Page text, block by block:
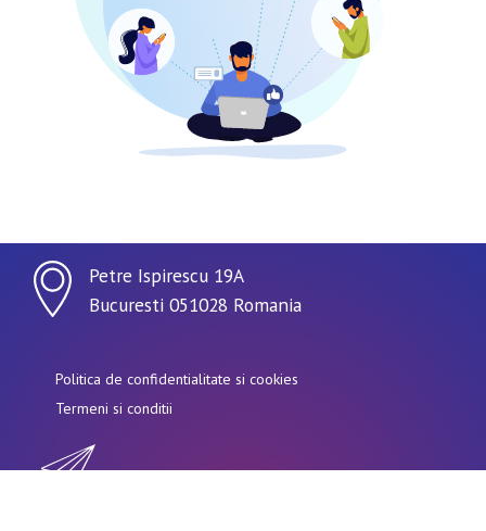
Petre Ispirescu 19A
Bucuresti 051028 Romania
Politica de confidentialitate si cookies
Termeni si conditii